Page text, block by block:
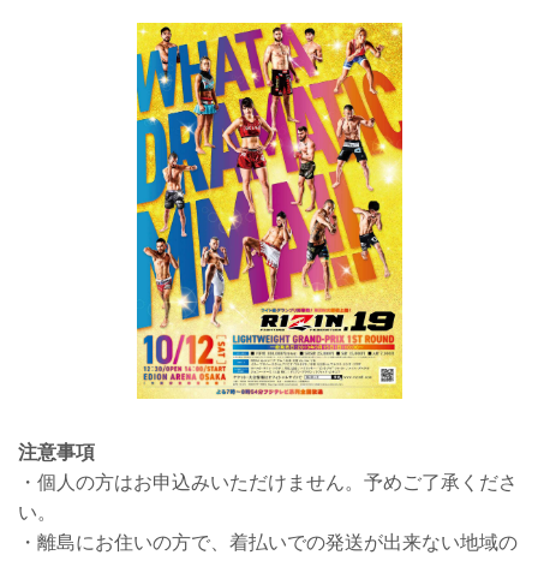
注意事項
・個人の方はお申込みいただけません。予めご了承くださ
い。
・離島にお住いの方で、着払いでの発送が出来ない地域の